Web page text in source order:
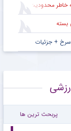
نقل‌وانتقالاتی
بسته
سرخ + جزئیات
پربحث ترین ها